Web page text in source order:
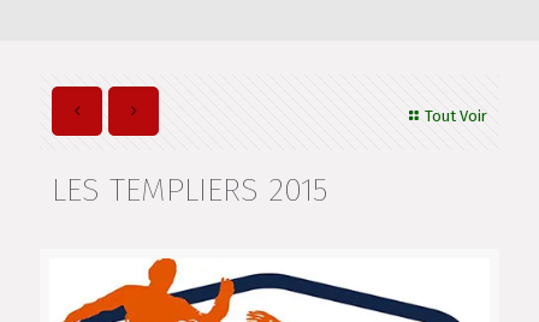
Tout Voir
LES TEMPLIERS 2015